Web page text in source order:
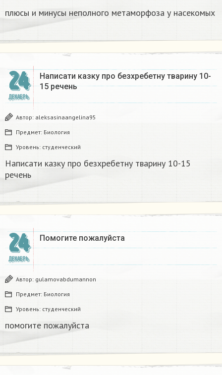
плюсы и минусы неполного метаморфоза у насекомых​
24
ДЕКАБРЬ
Написати казку про безхребетну тварину 10-
15 речень​
Автор: aleksasinaangelina95
Предмет: Биология
Уровень: студенческий
Написати казку про безхребетну тварину 10-15
речень​
24
ДЕКАБРЬ
Помогите пожалуйста ​
Автор: gulamovabdumannon
Предмет: Биология
Уровень: студенческий
помогите пожалуйста ​